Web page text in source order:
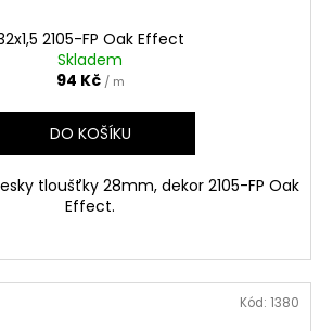
2105-FP Oak Effect
Skladem
94 Kč / m
DO KOŠÍKU
tloušťky 28mm, dekor 2105-FP Oak
Effect.
Kód: 1380